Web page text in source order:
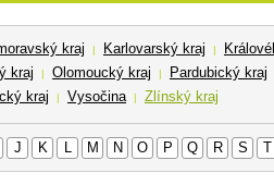
kraj | Karlovarský kraj |
kraj | Olomoucký kraj | Pardubický kraj
kraj | Vysočina | Zlínský kraj
J K L M N O P Q R S T